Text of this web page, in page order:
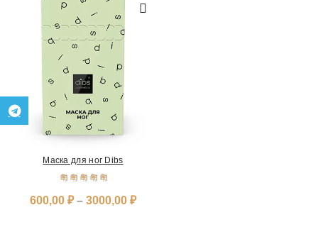
ВЫБЕРИТЕ
Маска для ног Dibs
600,00 ₽– 3000,00 ₽
Telegram